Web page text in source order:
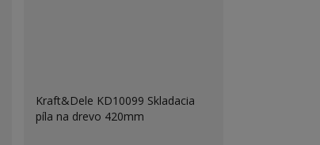
Kraft&Dele KD10099 Skladacia
píla na drevo 420mm